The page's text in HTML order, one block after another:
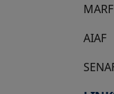
MARF
AIAF